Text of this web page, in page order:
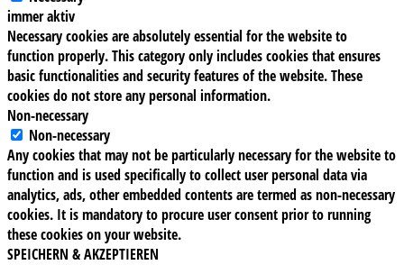
immer aktiv
Necessary cookies are absolutely essential for the website to
function properly. This category only includes cookies that ensures
basic functionalities and security features of the website. These
cookies do not store any personal information.
Non-necessary
Non-necessary
Any cookies that may not be particularly necessary for the website to
function and is used specifically to collect user personal data via
analytics, ads, other embedded contents are termed as non-necessary
cookies. It is mandatory to procure user consent prior to running
these cookies on your website.
SPEICHERN & AKZEPTIEREN